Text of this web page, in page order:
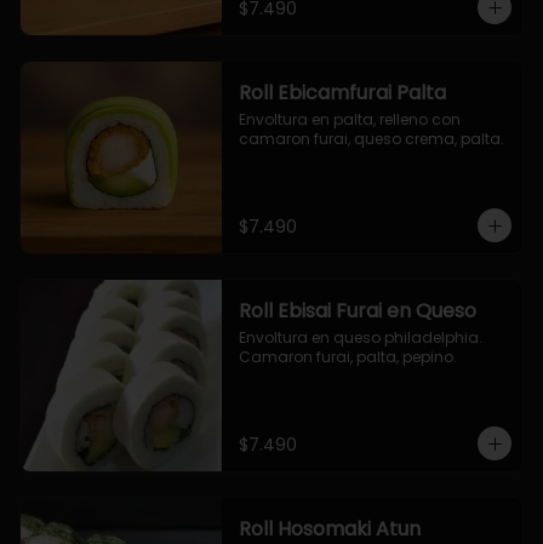
$7.490
Roll Ebicamfurai Palta
Envoltura en palta, relleno con
camaron furai, queso crema, palta.
$7.490
Roll Ebisai Furai en Queso
Envoltura en queso philadelphia.
Camaron furai, palta, pepino.
$7.490
Roll Hosomaki Atun